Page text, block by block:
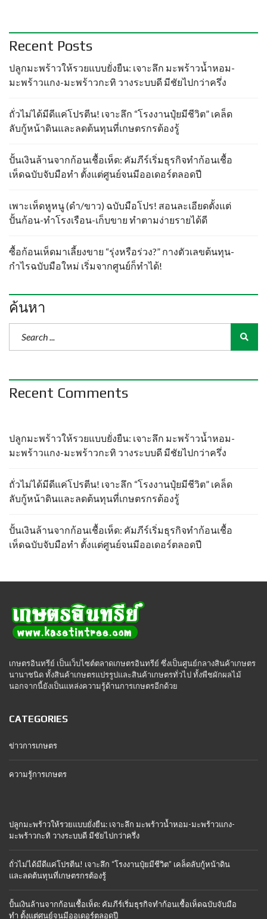
Recent Posts
ปลูกมะพร้าวให้รวยแบบยั่งยืน: เจาะลึก มะพร้าวน้ำหอม-
มะพร้าวแกง-มะพร้าวกะทิ วางระบบดี มีชัยไปกว่าครึ่ง
ถั่วไม่ได้มีดีแค่โปรตีน! เจาะลึก “โรงงานปุ๋ยมีชีวิต” เคล็ด
ลับกู้หน้าดินและลดต้นทุนที่เกษตรกรต้องรู้
ปั้นเงินล้านจากก้อนเชื้อเห็ด: คัมภีร์เริ่มธุรกิจทำก้อนเชื้อ
เห็ดฉบับจับมือทำ ตั้งแต่ศูนย์จนมีออเดอร์ตลอดปี
เพาะเห็ดหูหนู (ดำ/ขาว) ฉบับมือโปร! สอนละเอียดตั้งแต่
ปั้นก้อน-ทำโรงเรือน-เก็บขาย ทำตามง่ายรายได้ดี
ซื้อก้อนเห็ดมาเลี้ยงขาย “รุ่งหรือร่วง?” กางตัวเลขต้นทุน-
กำไรฉบับมือใหม่ เริ่มจากศูนย์ก็ทำได้!
ค้นหา
Recent Comments
ปลูกมะพร้าวให้รวยแบบยั่งยืน: เจาะลึก มะพร้าวน้ำหอม-
มะพร้าวแกง-มะพร้าวกะทิ วางระบบดี มีชัยไปกว่าครึ่ง
ถั่วไม่ได้มีดีแค่โปรตีน! เจาะลึก “โรงงานปุ๋ยมีชีวิต” เคล็ด
ลับกู้หน้าดินและลดต้นทุนที่เกษตรกรต้องรู้
ปั้นเงินล้านจากก้อนเชื้อเห็ด: คัมภีร์เริ่มธุรกิจทำก้อนเชื้อ
เห็ดฉบับจับมือทำ ตั้งแต่ศูนย์จนมีออเดอร์ตลอดปี
เกษตรอินทรีย์ เป็นเว็บไซต์ตลาดเกษตรอินทรีย์ ซึ่งเป็นศูนย์กลางสินค้าเกษตร
นานาชนิด ทั้งสินค้าเกษตรแปรรูปและสินค้าเกษตรทั่วไป ทั้งพืชผักผลไม้
นอกจากนี้ยังเป็นแหล่งความรู้ด้านการเกษตรอีกด้วย
CATEGORIES
ข่าวการเกษตร
ความรู้การเกษตร
ปลูกมะพร้าวให้รวยแบบยั่งยืน: เจาะลึก มะพร้าวน้ำหอม-มะพร้าวแกง-
มะพร้าวกะทิ วางระบบดี มีชัยไปกว่าครึ่ง
ถั่วไม่ได้มีดีแค่โปรตีน! เจาะลึก “โรงงานปุ๋ยมีชีวิต” เคล็ดลับกู้หน้าดิน
และลดต้นทุนที่เกษตรกรต้องรู้
ปั้นเงินล้านจากก้อนเชื้อเห็ด: คัมภีร์เริ่มธุรกิจทำก้อนเชื้อเห็ดฉบับจับมือ
ทำ ตั้งแต่ศูนย์จนมีออเดอร์ตลอดปี